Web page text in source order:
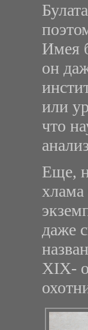
Имея
он
или
что
Еще,
хлама
даже
XIX-